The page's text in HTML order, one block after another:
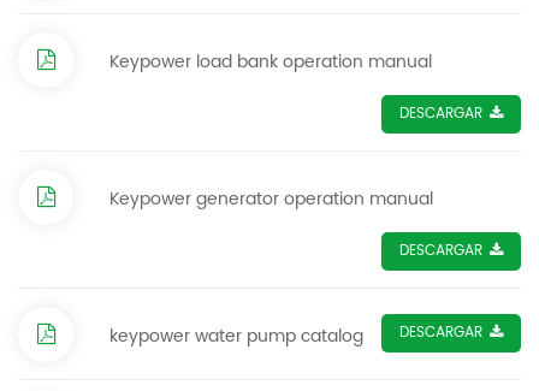
Keypower load bank operation manual
DESCARGAR
Keypower generator operation manual
DESCARGAR
keypower water pump catalog DESCARGAR